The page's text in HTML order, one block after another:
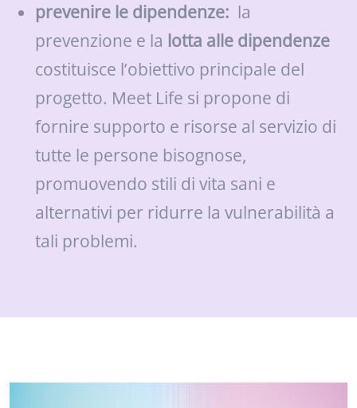
prevenire le dipendenze: la
prevenzione e la lotta alle dipendenze
costituisce l’obiettivo principale del
progetto. Meet Life si propone di
fornire supporto e risorse al servizio di
tutte le persone bisognose,
promuovendo stili di vita sani e
alternativi per ridurre la vulnerabilità a
tali problemi.